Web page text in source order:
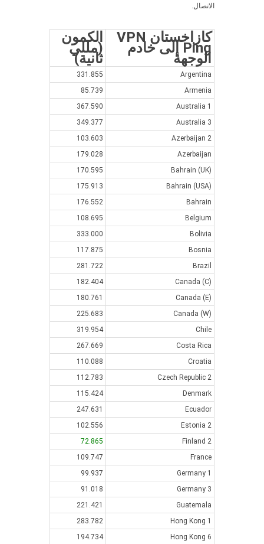
الاتصال.
كازاخستان VPN
Ping إلى خادم
الوجهة
الكمون
(مللي
ثانية)
Argentina
331.855
Armenia
85.739
Australia 1
367.590
Australia 3
349.377
Azerbaijan 2
103.603
Azerbaijan
179.028
Bahrain (UK)
170.595
Bahrain (USA)
175.913
Bahrain
176.552
Belgium
108.695
Bolivia
333.000
Bosnia
117.875
Brazil
281.722
Canada (C)
182.404
Canada (E)
180.761
Canada (W)
225.683
Chile
319.954
Costa Rica
267.669
Croatia
110.088
Czech Republic 2
112.783
Denmark
115.424
Ecuador
247.631
Estonia 2
102.556
Finland 2
72.865
France
109.747
Germany 1
99.937
Germany 3
91.018
Guatemala
221.421
Hong Kong 1
283.782
Hong Kong 6
194.734